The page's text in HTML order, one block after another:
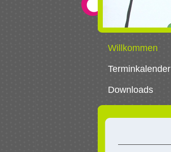
Willkommen
Terminkalender
Downloads